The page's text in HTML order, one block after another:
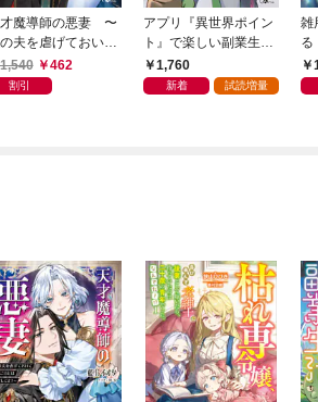
魔導師の悪妻 〜
夫を虐げておいて
てこいとは呆れま
よ？〜
1,540 462
割引
アプリ『異世界ポイン
ト』で楽しい副業生
活 〜貯めたポイント
は現実でお金や様々な
1,760
新着 試読増量
雑
る